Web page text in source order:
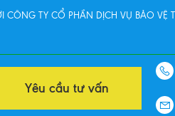
TY CỔ PHẦN DỊCH VỤ BẢO VỆ
Yêu cầu tư vấn